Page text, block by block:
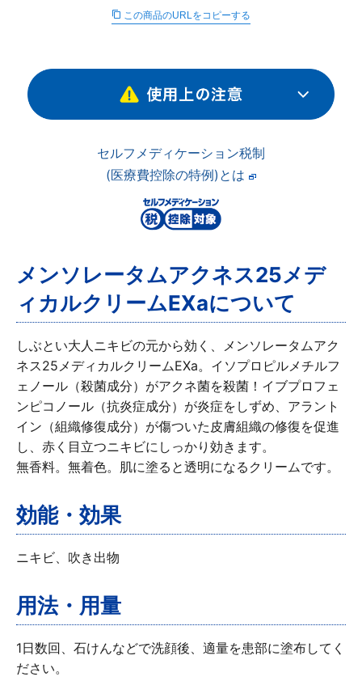
医薬品・目薬
キャンペーンから探す
当製品は使用上の注意をよく読んでお使いくだ
この商品のURLをコピーする
セルフメディケーション税制
(医療費控除の特例)とは
メンソレータムアクネス25メデ
ィカルクリームEXaについて
しぶとい大人ニキビの元から効く、メンソレータムアク
ネス25メディカルクリームEXa。イソプロピルメチルフ
ェノール（殺菌成分）がアクネ菌を殺菌！イブプロフェ
ンピコノール（抗炎症成分）が炎症をしずめ、アラント
イン（組織修復成分）が傷ついた皮膚組織の修復を促進
し、赤く目立つニキビにしっかり効きます。
無香料。無着色。肌に塗ると透明になるクリームです。
効能・効果
ニキビ、吹き出物
用法・用量
1日数回、石けんなどで洗顔後、適量を患部に塗布してく
ださい。